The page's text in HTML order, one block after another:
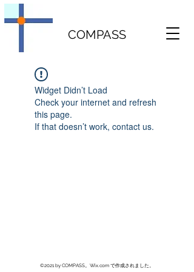
COMPASS
Widget Didn’t Load
Check your internet and refresh
this page.
If that doesn’t work, contact us.
©2021 by COMPASS。Wix.com で作成されました。